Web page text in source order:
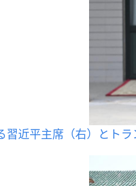
近平主席（右）とトラ